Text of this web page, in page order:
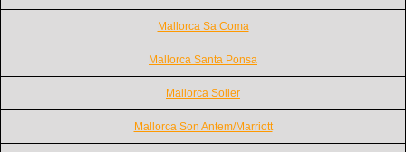
Mallorca Sa Coma
Mallorca Santa Ponsa
Mallorca Soller
Mallorca Son Antem/Marriott